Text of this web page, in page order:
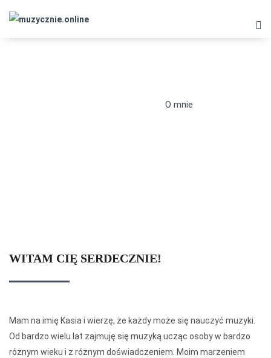
O mnie
WITAM CIĘ SERDECZNIE!
Mam na imię Kasia i wierzę, że każdy może się nauczyć muzyki.
Od bardzo wielu lat zajmuję się muzyką ucząc osoby w bardzo
różnym wieku i z różnym doświadczeniem. Moim marzeniem